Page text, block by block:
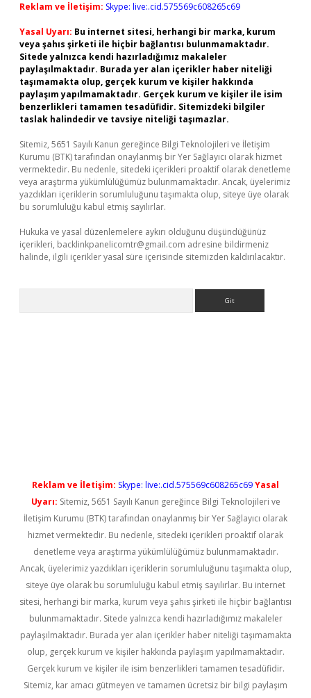
Reklam ve İletişim: Skype: live:.cid.575569c608265c69
Yasal Uyarı: Bu internet sitesi, herhangi bir marka, kurum
veya şahıs şirketi ile hiçbir bağlantısı bulunmamaktadır.
Sitede yalnızca kendi hazırladığımız makaleler
paylaşılmaktadır. Burada yer alan içerikler haber niteliği
taşımamakta olup, gerçek kurum ve kişiler hakkında
paylaşım yapılmamaktadır. Gerçek kurum ve kişiler ile isim
benzerlikleri tamamen tesadüfidir. Sitemizdeki bilgiler
taslak halindedir ve tavsiye niteliği taşımazlar.
Sitemiz, 5651 Sayılı Kanun gereğince Bilgi Teknolojileri ve İletişim
Kurumu (BTK) tarafından onaylanmış bir Yer Sağlayıcı olarak hizmet
vermektedir. Bu nedenle, sitedeki içerikleri proaktif olarak denetleme
veya araştırma yükümlülüğümüz bulunmamaktadır. Ancak, üyelerimiz
yazdıkları içeriklerin sorumluluğunu taşımakta olup, siteye üye olarak
bu sorumluluğu kabul etmiş sayılırlar.
Hukuka ve yasal düzenlemelere aykırı olduğunu düşündüğünüz
içerikleri, backlinkpanelicomtr@gmail.com adresine bildirmeniz
halinde, ilgili içerikler yasal süre içerisinde sitemizden kaldırılacaktır.
Reklam ve İletişim: Skype: live:.cid.575569c608265c69Yasal
Uyarı: Sitemiz, 5651 Sayılı Kanun gereğince Bilgi Teknolojileri ve
İletişim Kurumu (BTK) tarafından onaylanmış bir Yer Sağlayıcı olarak
hizmet vermektedir. Bu nedenle, sitedeki içerikleri proaktif olarak
denetleme veya araştırma yükümlülüğümüz bulunmamaktadır.
Ancak, üyelerimiz yazdıkları içeriklerin sorumluluğunu taşımakta olup,
siteye üye olarak bu sorumluluğu kabul etmiş sayılırlar. Bu internet
sitesi, herhangi bir marka, kurum veya şahıs şirketi ile hiçbir bağlantısı
bulunmamaktadır. Sitede yalnızca kendi hazırladığımız makaleler
paylaşılmaktadır. Burada yer alan içerikler haber niteliği taşımamakta
olup, gerçek kurum ve kişiler hakkında paylaşım yapılmamaktadır.
Gerçek kurum ve kişiler ile isim benzerlikleri tamamen tesadüfidir.
Sitemiz, kar amacı gütmeyen ve tamamen ücretsiz bir bilgi paylaşım